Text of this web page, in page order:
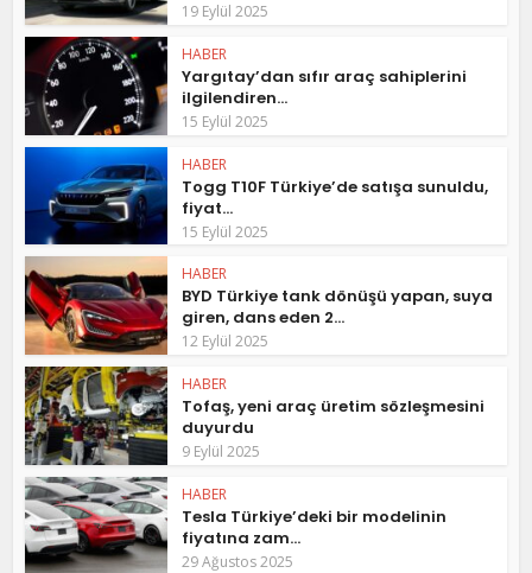
19 Eylül 2025
HABER
Yargıtay’dan sıfır araç sahiplerini
ilgilendiren...
15 Eylül 2025
HABER
Togg T10F Türkiye’de satışa sunuldu,
fiyat...
15 Eylül 2025
HABER
BYD Türkiye tank dönüşü yapan, suya
giren, dans eden 2...
12 Eylül 2025
HABER
Tofaş, yeni araç üretim sözleşmesini
duyurdu
9 Eylül 2025
HABER
Tesla Türkiye’deki bir modelinin
fiyatına zam...
29 Ağustos 2025